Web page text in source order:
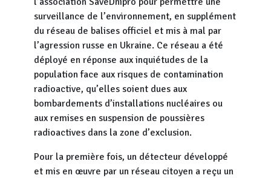
surveillance de l’environnement, en supplément
du réseau de balises officiel et mis à mal par
l’agression russe en Ukraine. Ce réseau a été
déployé en réponse aux inquiétudes de la
population face aux risques de contamination
radioactive, qu’elles soient dues aux
bombardements d’installations nucléaires ou
aux remises en suspension de poussières
radioactives dans la zone d’exclusion.
Pour la première fois, un détecteur développé
et mis en œuvre par un réseau citoyen a reçu un